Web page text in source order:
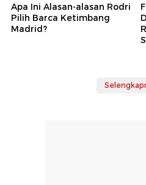
Apa Ini Alasan-alasan Rodri
Pilih Barca Ketimbang
Madrid?